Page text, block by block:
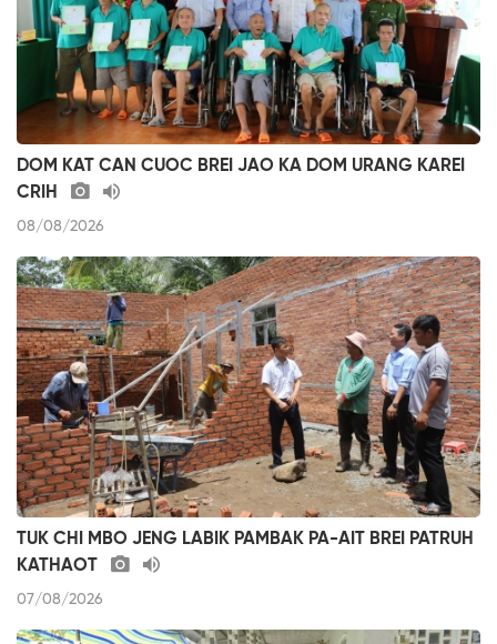
DOM KAT CAN CUOC BREI JAO KA DOM URANG KAREI
CRIH
08/08/2026
TUK CHI MBO JENG LABIK PAMBAK PA-AIT BREI PATRUH
KATHAOT
07/08/2026